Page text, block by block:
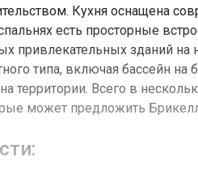
Кухня оснащена
есть просторные
привлекательных зданий на
типа, включая бассейн на
территории. Всего в
может предложить